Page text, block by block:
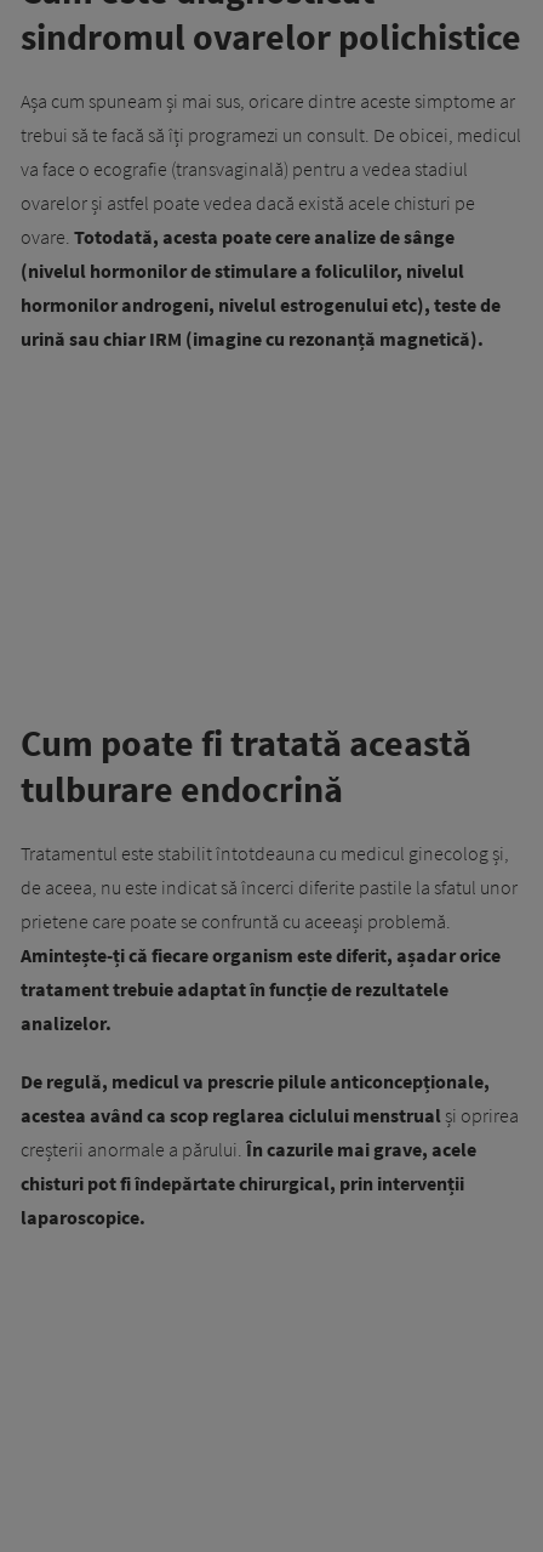
sindromul ovarelor polichistice
Așa cum spuneam și mai sus, oricare dintre aceste simptome ar
trebui să te facă să îți programezi un consult. De obicei, medicul
va face o ecografie (transvaginală) pentru a vedea stadiul
ovarelor și astfel poate vedea dacă există acele chisturi pe
ovare. Totodată, acesta poate cere analize de sânge
(nivelul hormonilor de stimulare a foliculilor, nivelul
hormonilor androgeni, nivelul estrogenului etc), teste de
urină sau chiar IRM (imagine cu rezonanță magnetică).
Cum poate fi tratată această
tulburare endocrină
Tratamentul este stabilit întotdeauna cu medicul ginecolog și,
de aceea, nu este indicat să încerci diferite pastile la sfatul unor
prietene care poate se confruntă cu aceeași problemă.
Amintește-ți că fiecare organism este diferit, așadar orice
tratament trebuie adaptat în funcție de rezultatele
analizelor.
De regulă, medicul va prescrie pilule anticoncepționale,
acestea având ca scop reglarea ciclului menstrualși oprirea
creșterii anormale a părului. În cazurile mai grave, acele
chisturi pot fi îndepărtate chirurgical, prin intervenții
laparoscopice.